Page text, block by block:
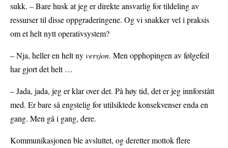
sukk. – Bare husk at jeg er direkte ansvarlig for tildeling av
ressurser til disse oppgraderingene. Og vi snakker vel i praksis
om et helt nytt operativsystem?
– Nja, heller en helt nyversjon. Men opphopingen av følgefeil
har gjort det helt …
– Jada, jada, jeg er klar over det. På høy tid, det er jeg innforstått
med. Er bare så engstelig for utilsiktede konsekvenser enda en
gang. Men gå i gang, dere.
Kommunikasjonen ble avsluttet, og deretter mottok flere